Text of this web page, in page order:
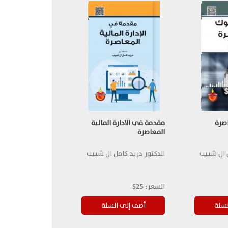
ال شبيب
مقدمة في الادارة المالية
المعاصرة
الدكتور دريد كامل ال شبيب
السعر: 25$